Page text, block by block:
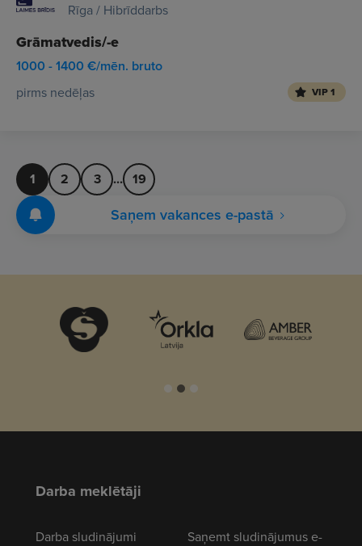
Rīga / Hibrīddarbs
Grāmatvedis/-e
1000 - 1400 €/mēn. bruto
pirms nedēļas VIP 1
1 2 3 ... 19
Saņem vakances e-pastā
Darba meklētāji
Darba sludinājumi
Saņemt sludinājumus e-